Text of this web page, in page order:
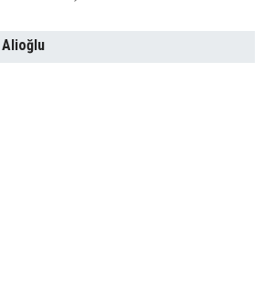
Alioğlu